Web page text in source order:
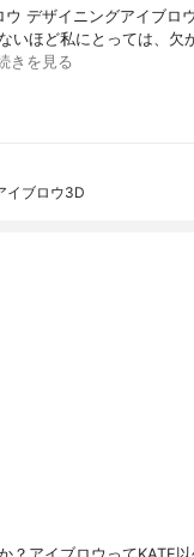
ウ デザイニングアイブロ
いほど私にとっては、欠
きを見る
イブロウ3D